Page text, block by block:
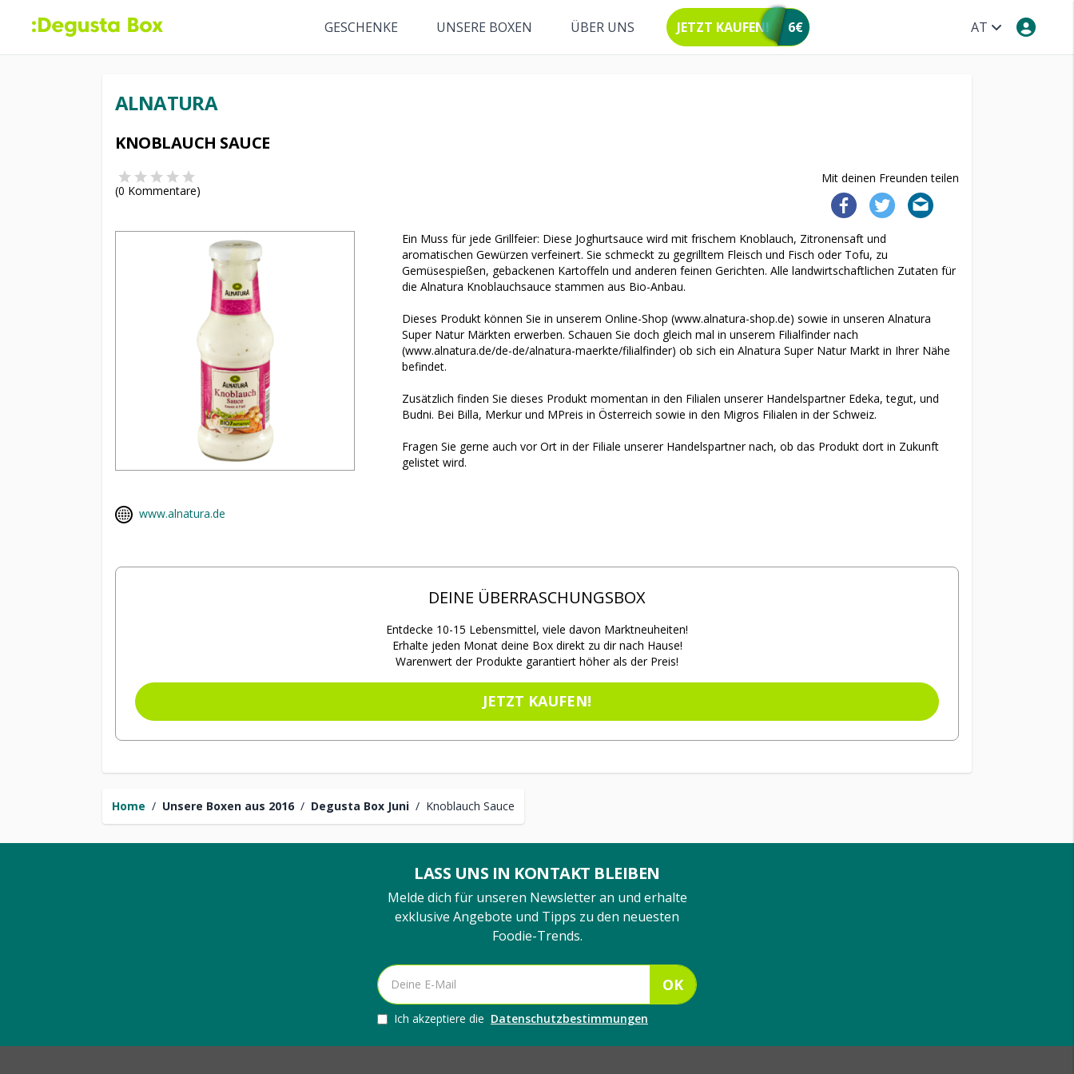
AT
GESCHENKE UNSERE BOXEN ÜBER UNS JETZT KAUFEN! 6€
Home / Unsere Boxen aus 2016 / Degusta Box Juni / Knoblauch Sauce
ALNATURA
KNOBLAUCH SAUCE
Mit deinen Freunden teilen
(0 Kommentare)
Ein Muss für jede Grillfeier: Diese Joghurtsauce wird mit frischem Knoblauch, Zitronensaft und
aromatischen Gewürzen verfeinert. Sie schmeckt zu gegrilltem Fleisch und Fisch oder Tofu, zu
Gemüsespießen, gebackenen Kartoffeln und anderen feinen Gerichten. Alle landwirtschaftlichen Zutaten für
die Alnatura Knoblauchsauce stammen aus Bio-Anbau.
Dieses Produkt können Sie in unserem Online-Shop (www.alnatura-shop.de) sowie in unseren Alnatura
Super Natur Märkten erwerben. Schauen Sie doch gleich mal in unserem Filialfinder nach
(www.alnatura.de/de-de/alnatura-maerkte/filialfinder) ob sich ein Alnatura Super Natur Markt in Ihrer Nähe
befindet.
Zusätzlich finden Sie dieses Produkt momentan in den Filialen unserer Handelspartner Edeka, tegut, und
Budni. Bei Billa, Merkur und MPreis in Österreich sowie in den Migros Filialen in der Schweiz.
Fragen Sie gerne auch vor Ort in der Filiale unserer Handelspartner nach, ob das Produkt dort in Zukunft
gelistet wird.
www.alnatura.de
DEINE ÜBERRASCHUNGSBOX
Entdecke 10-15 Lebensmittel, viele davon Marktneuheiten!
Erhalte jeden Monat deine Box direkt zu dir nach Hause!
Warenwert der Produkte garantiert höher als der Preis!
JETZT KAUFEN!
LASS UNS IN KONTAKT BLEIBEN
Melde dich für unseren Newsletter an und erhalte
exklusive Angebote und Tipps zu den neuesten
Foodie-Trends.
OK
Ich akzeptiere die Datenschutzbestimmungen